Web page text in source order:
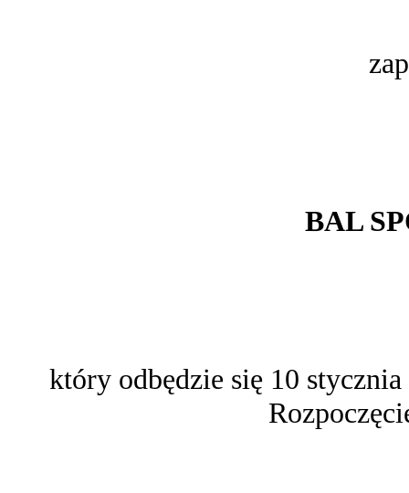
BAL
który odbędzie się 10